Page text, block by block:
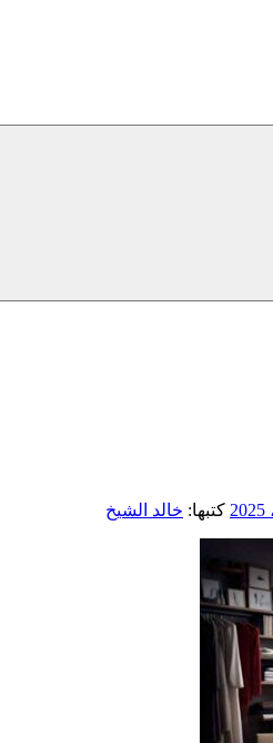
كتبها: خالد الشيخ